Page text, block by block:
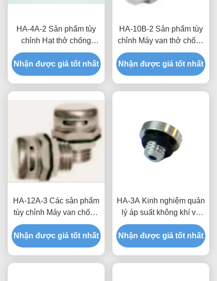
HA-4A-2 Sản phẩm tùy
chỉnh Hạt thở chống
nước cho hộp phân phối
Hạt chống nước và bảo
vệ độ ẩm
Nhận được giá tốt nhất
HA-10B-2 Sản phẩm tùy
chỉnh Máy van thở chống
nước để cải thiện độ tin
cậy và tuổi thọ trong các
hệ thống năng lượng mới
Nhận được giá tốt nhất
HA-12A-3 Các sản phẩm
tùy chỉnh Máy van chống
nước và thở Sự kết hợp
hoàn hảo của công nghệ
và chức năng
Nhận được giá tốt nhất
HA-3A Kinh nghiệm quản
lý áp suất không khí vô
song với các sản phẩm
tùy chỉnh
Nhận được giá tốt nhất